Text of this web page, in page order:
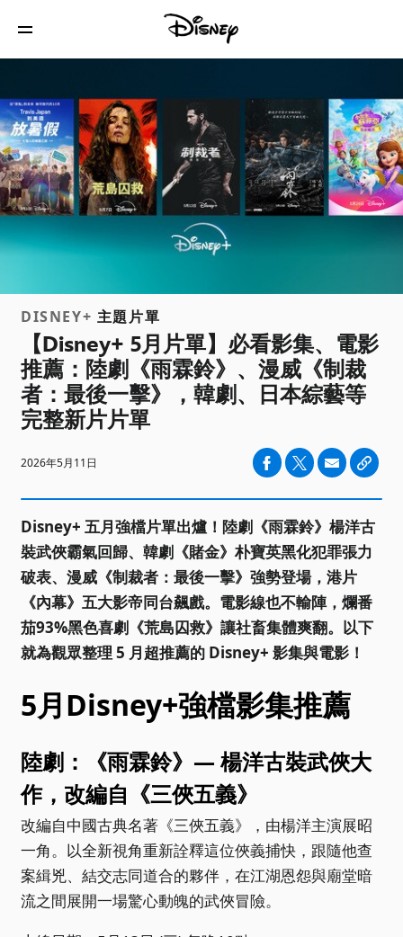
DISNEY+ 主題片單
【Disney+ 5月片單】必看影集、電影
推薦：陸劇《雨霖鈴》、漫威《制裁
者：最後一擊》，韓劇、日本綜藝等
完整新片片單
2026年5月11日
Disney+ 五月強檔片單出爐！陸劇《雨霖鈴》楊洋古
裝武俠霸氣回歸、韓劇《賭金》朴寶英黑化犯罪張力
破表、漫威《制裁者：最後一擊》強勢登場，港片
《內幕》五大影帝同台飆戲。電影線也不輸陣，爛番
茄93%黑色喜劇《荒島囚救》讓社畜集體爽翻。以下
就為觀眾整理 5 月超推薦的 Disney+ 影集與電影！
5月Disney+強檔影集推薦
陸劇：《雨霖鈴》— 楊洋古裝武俠大
作，改編自《三俠五義》
改編自中國古典名著《三俠五義》，由楊洋主演展昭
一角。以全新視角重新詮釋這位俠義捕快，跟隨他查
案緝兇、結交志同道合的夥伴，在江湖恩怨與廟堂暗
流之間展開一場驚心動魄的武俠冒險。